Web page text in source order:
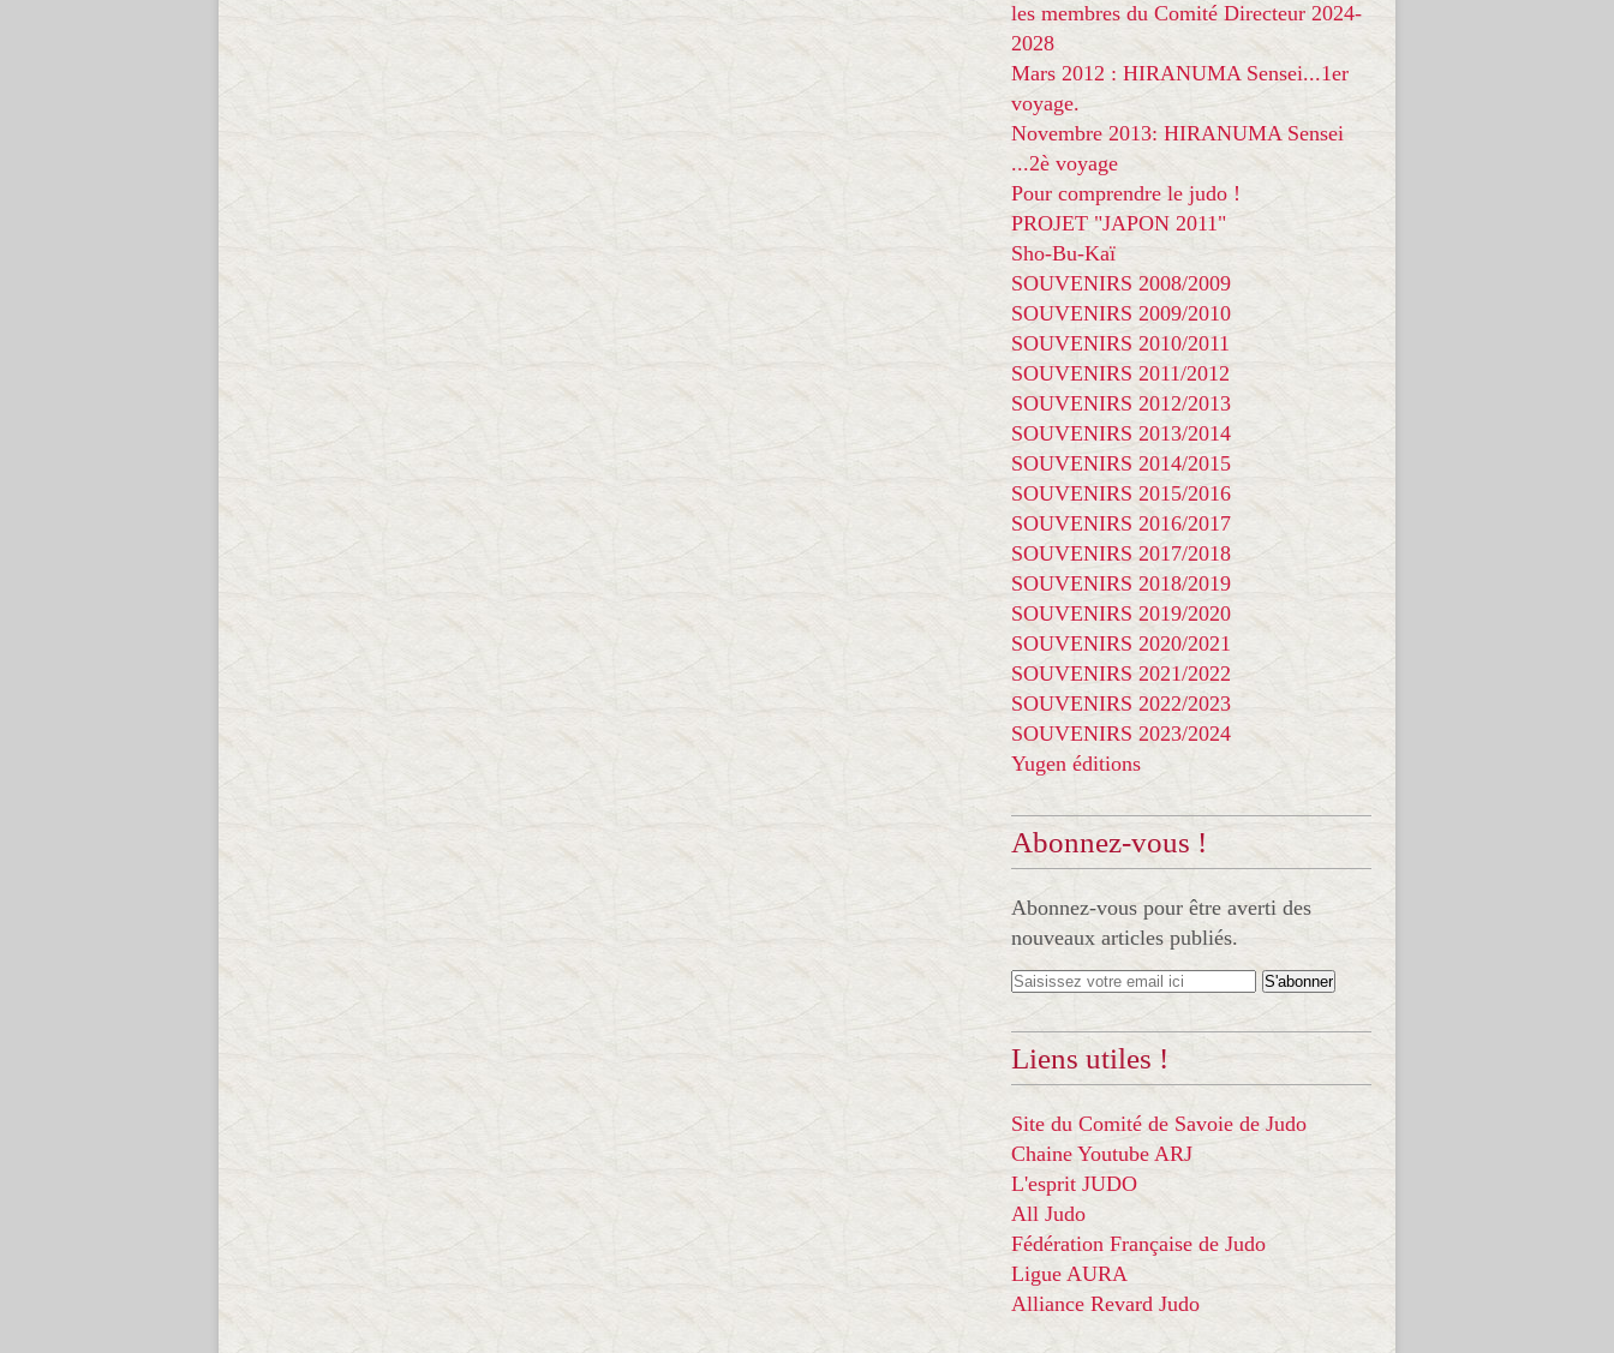
les membres du Comité Directeur 2024-
2028
Mars 2012 : HIRANUMA Sensei...1er
voyage.
Novembre 2013: HIRANUMA Sensei
...2è voyage
Pour comprendre le judo !
PROJET "JAPON 2011"
Sho-Bu-Kaï
SOUVENIRS 2008/2009
SOUVENIRS 2009/2010
SOUVENIRS 2010/2011
SOUVENIRS 2011/2012
SOUVENIRS 2012/2013
SOUVENIRS 2013/2014
SOUVENIRS 2014/2015
SOUVENIRS 2015/2016
SOUVENIRS 2016/2017
SOUVENIRS 2017/2018
SOUVENIRS 2018/2019
SOUVENIRS 2019/2020
SOUVENIRS 2020/2021
SOUVENIRS 2021/2022
SOUVENIRS 2022/2023
SOUVENIRS 2023/2024
Yugen éditions
Abonnez-vous !
Abonnez-vous pour être averti des
nouveaux articles publiés.
Liens utiles !
Site du Comité de Savoie de Judo
Chaine Youtube ARJ
L'esprit JUDO
All Judo
Fédération Française de Judo
Ligue AURA
Alliance Revard Judo